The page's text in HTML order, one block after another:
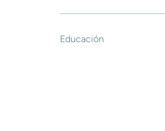
Educación